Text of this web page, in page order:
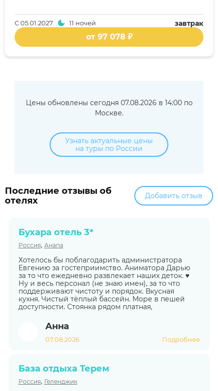
завтрак
С05.01.2027 11 ночей
от 97 078 ₽
Цены обновлены сегодня 07.08.2026 в 14:00 по
Москве.
Узнать актуальные цены
на туры по России
Последние отзывы об
отелях
Добавить отзыв
Бухара отель 3*
Россия, Анапа
Хотелось бы поблагодарить администратора
Евгению за гостеприимство. Аниматора Дарью
за то что ежедневно развлекает наших деток. ♥️
Ну и весь персонал (не знаю имен), за то что
поддерживают чистоту и порядок. Вкусная
кухня. Чистый тёплый бассейн. Море в пешей
доступности. Стоянка рядом платная,
Анна
07.08.2026 Подробнее
База отдыха Терем
Россия, Геленджик